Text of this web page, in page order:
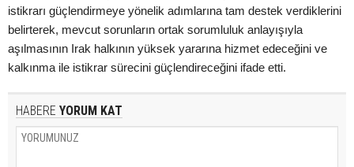
istikrarı güçlendirmeye yönelik adımlarına tam destek verdiklerini
belirterek, mevcut sorunların ortak sorumluluk anlayışıyla
aşılmasının Irak halkının yüksek yararına hizmet edeceğini ve
kalkınma ile istikrar sürecini güçlendireceğini ifade etti.
HABERE YORUM KAT